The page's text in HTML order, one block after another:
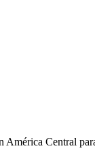
Central